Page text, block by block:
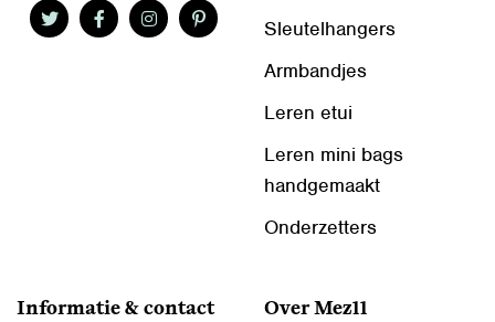
Sleutelhangers
Armbandjes
Leren etui
Leren mini bags
handgemaakt
Onderzetters
Informatie & contact Over Mez11